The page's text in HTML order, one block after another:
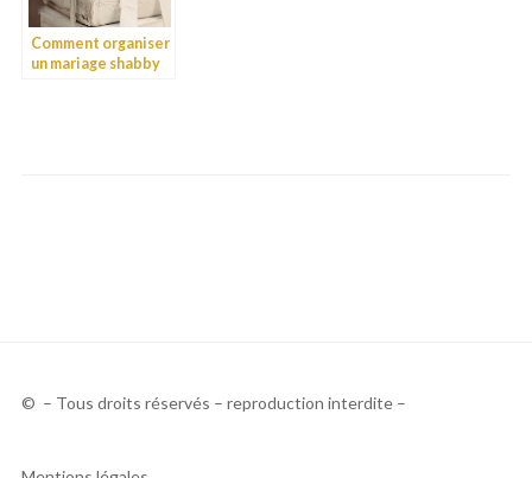
Comment organiser
un mariage shabby
© – Tous droits réservés – reproduction interdite –